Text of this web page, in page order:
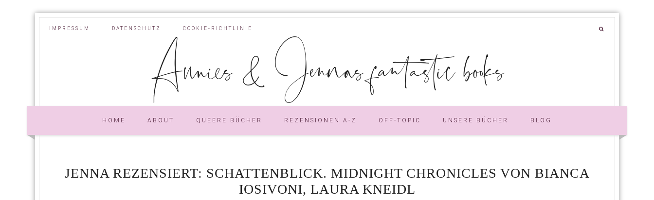
IMPRESSUM DATENSCHUTZ COOKIE-RICHTLINIE
Annies & Jennas fantastic books
HOME ABOUT QUEERE BÜCHER REZENSIONEN A-Z OFF-TOPIC UNSERE BÜCHER BLOG
JENNA REZENSIERT: SCHATTENBLICK. MIDNIGHT CHRONICLES VON BIANCA
IOSIVONI, LAURA KNEIDL